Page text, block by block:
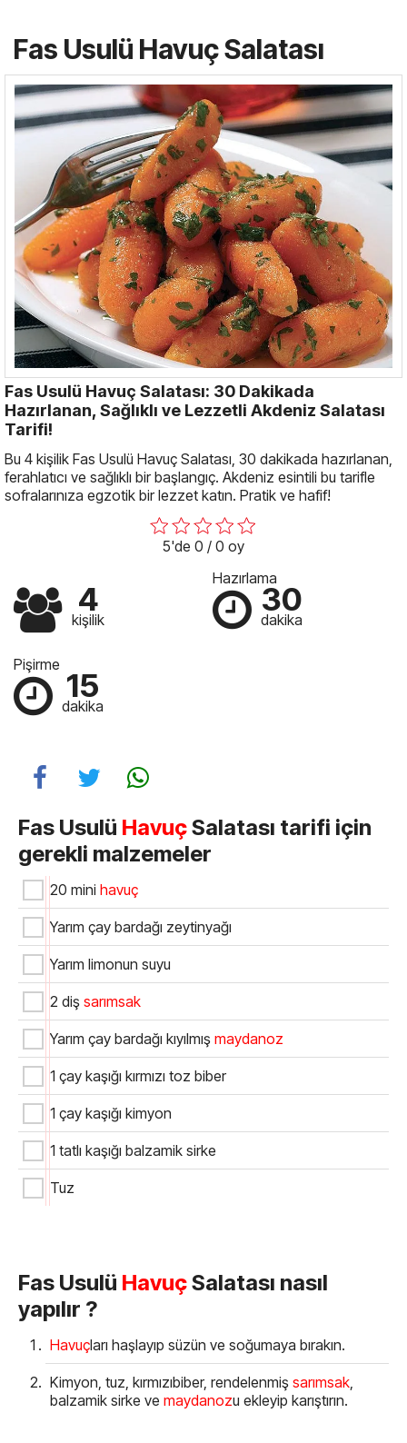
Fas Usulü Havuç Salatası
Fas Usulü Havuç Salatası: 30 Dakikada
Hazırlanan, Sağlıklı ve Lezzetli Akdeniz Salatası
Tarifi!
Bu 4 kişilik Fas Usulü Havuç Salatası, 30 dakikada hazırlanan,
ferahlatıcı ve sağlıklı bir başlangıç. Akdeniz esintili bu tarifle
sofralarınıza egzotik bir lezzet katın. Pratik ve hafif!
5'de 0 / 0 oy
4
kişilik
Hazırlama
30
dakika
Pişirme
15
dakika
Fas Usulü HavuçSalatası tarifi için
gerekli malzemeler
20 mini havuç
Yarım çay bardağı zeytinyağı
Yarım limonun suyu
2 diş sarımsak
Yarım çay bardağı kıyılmış maydanoz
1 çay kaşığı kırmızı toz biber
1 çay kaşığı kimyon
1 tatlı kaşığı balzamik sirke
Tuz
Fas Usulü HavuçSalatası nasıl
yapılır ?
Havuçları haşlayıp süzün ve soğumaya bırakın.
Kimyon, tuz, kırmızıbiber, rendelenmiş sarımsak,
balzamik sirke ve maydanozu ekleyip karıştırın.